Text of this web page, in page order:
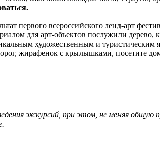
первого всероссийского ленд-арт
для арт-объектов послужили дерево,
художественным и
жирафенок с крылышками, посетите
экскурсий, при этом, не меняя общую